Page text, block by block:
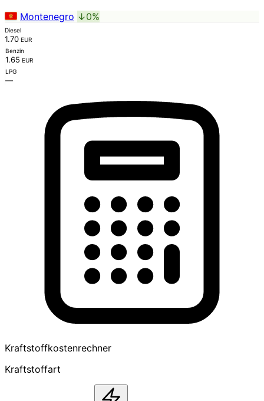
Montenegro ↓0%
Diesel
1.70 EUR
Benzin
1.65 EUR
LPG
—
Kraftstoffkostenrechner
Kraftstoffart